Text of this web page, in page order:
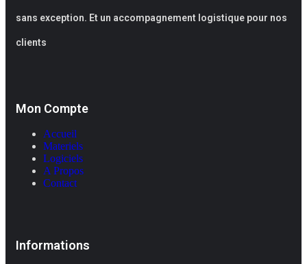
sans exception. Et un accompagnement logistique pour nos
clients
Mon Compte
Accueil
Materiels
Logiciels
A Propos
Contact
Informations